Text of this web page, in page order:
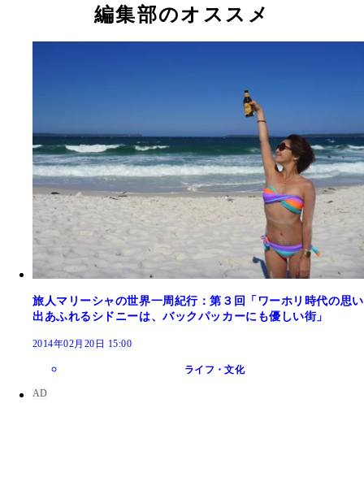
きたいと言っていた。にしても、この身長差！
編集部のオススメ
旅人マリーシャの世界一周紀行：第３回「ワーホリ時代の思い
出あふれるシドニーは、バックパッカーにも優しい街」
2014年02月20日 15:00
ライフ・文化